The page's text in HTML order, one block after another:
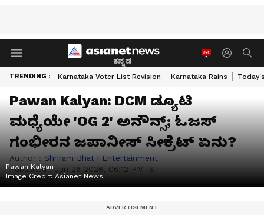
ಕನ್ನಡ
TRENDING : Karnataka Voter List Revision Karnataka Rains
Pawan Kalyan: DCM ಡ್ಯೂಟಿ
ಮಧ್ಯೆಯೇ 'OG 2' ಅನೌನ್ಸ್; ಓಜಸ್
ಗಂಭೀರನ ಜಪಾನೀಸ್ ಸೀಕ್ರೆಟ್ ಏನು?
Author : Shriram Bhat | Entertainment
Published :Jun 26 2026, 06:12 PM IST
Pawan Kalyan
Image Credit:Asianet News